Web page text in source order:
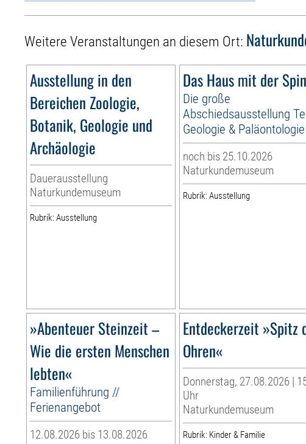
Weitere Veranstaltungen an diesem Ort:
Ausstellung in den
Bereichen Zoologie,
Botanik, Geologie und
Archäologie
Dauerausstellung
Naturkundemuseum
Rubrik: Ausstellung
Das Haus mit der
Die große
Abschiedsausstellung
Geologie & Paläontologie
noch bis 25.10.2026
Naturkundemuseum
Rubrik: Ausstellung
»Abenteuer Steinzeit –
Wie die ersten Menschen
lebten«
Familienführung //
Ferienangebot
12.08.2026 bis 13.08.2026
Entdeckerzeit »Spitz
Ohren«
Donnerstag, 27.08.2026 |
Uhr
Naturkundemuseum
Rubrik: Kinder & Familie